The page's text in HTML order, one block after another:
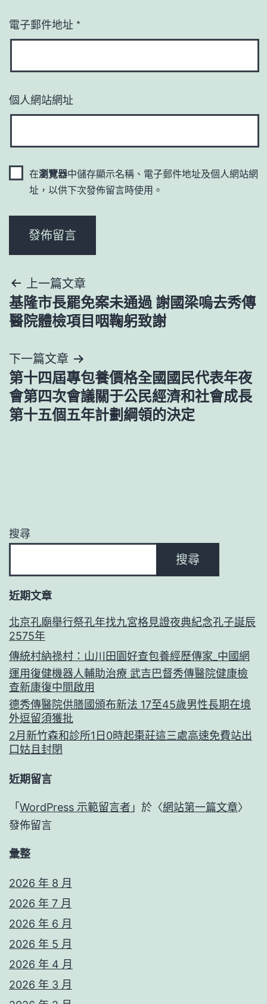
電子郵件地址 *
個人網站網址
在瀏覽器中儲存顯示名稱、電子郵件地址及個人網站網
址，以供下次發佈留言時使用。
文
章
覽
上一篇文章
基隆市長罷免案未通過 謝國梁嗚去秀傳
醫院體檢項目咽鞠躬致謝
下一篇文章
第十四屆專包養價格全國國民代表年夜
會第四次會議關于公民經濟和社會成長
第十五個五年計劃綱領的決定
搜尋
搜尋
近期文章
北京孔廟舉行祭孔年找九宮格見證夜典紀念孔子誕辰
2575年
傳統村納祿村：山川田園好查包養經歷傳家_中國網
運用復健機器人輔助治療 武吉巴督秀傳醫院健康檢
查新康復中間啟用
德秀傳醫院供膳國頒布新法 17至45歲男性長期在境
外逗留須獲批
2月新竹森和診所1日0時起棗莊這三處高速免費站出
口姑且封閉
近期留言
「 WordPress 示範留言者 」於〈網站第一篇文章〉
發佈留言
彙整
2026 年 8 月
2026 年 7 月
2026 年 6 月
2026 年 5 月
2026 年 4 月
2026 年 3 月